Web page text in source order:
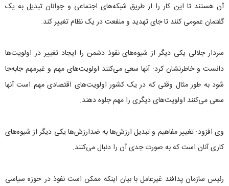
آن هستند تا این کار را از طریق شبکه‌های اجتماعی و جوانان تبدیل به یک
گفتمان عمومی کنند تا جای تهدید و منفعت در یک نظام تغییر کند.
سردار جلالی یکی دیگر از شیوه‌های نفوذ دشمن را ایجاد تغییر در اولویت‌ها
دانست و خاطرنشان کرد: آنها سعی می‌کنند اولویت‌های مهم و غیرمهم جابه‌جا
شود به طور مثال وقتی که در یک کشور اولویت‌های اقتصادی مهم است آنها
سعی می‌کنند اولویت‌های دیگری را مهم جلوه دهند.
وی افزود: تغییر مفاهیم و تبدیل ارزش‌ها به ضدارزش‌ها یکی دیگر از شیوه‌های
کاری آنان است که به صورت جدی آن را دنبال می‌کنند.
رئیس سازمان پدافند غیرعامل با بیان اینکه ممکن است نفوذ در حوزه سیاسی